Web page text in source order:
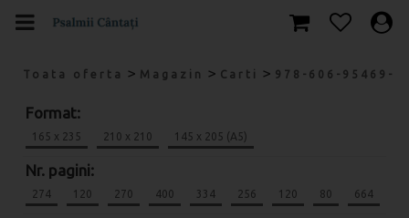
Toata oferta > Magazin > Carti > 978-606-95469-
Format:
165 x 235 210 x 210 145 x 205 (A5)
Nr. pagini:
274 120 270 400 334 256 120 80 664